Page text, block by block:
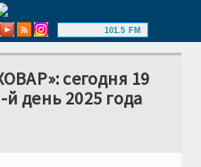
101.5 FM
сегодня 19
й день 2025 года